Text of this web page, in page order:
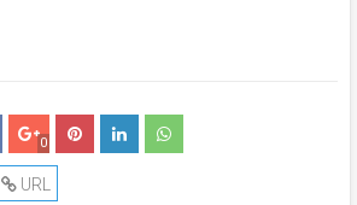
0
URL